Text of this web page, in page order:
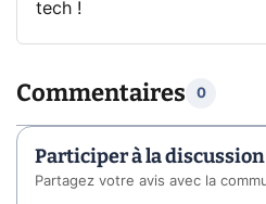
tech !
Commentaires 0
Participer à la discussion
Partagez votre avis avec la